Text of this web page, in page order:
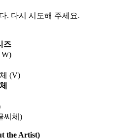
. 다시 시도해 주세요.
즈
W)
(V)
씨체)
the Artist)